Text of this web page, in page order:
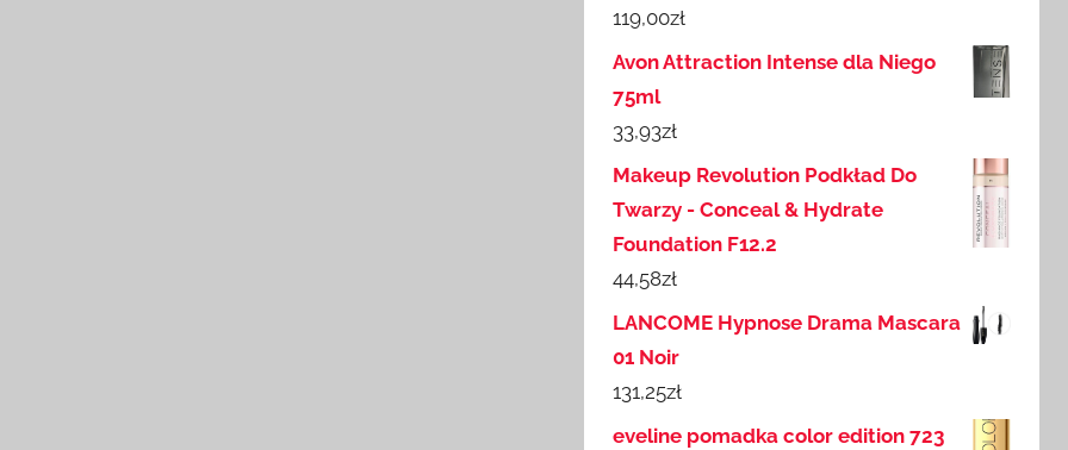
119,00zł
Avon Attraction Intense dla Niego
75ml
33,93zł
Makeup Revolution Podkład Do
Twarzy - Conceal & Hydrate
Foundation F12.2
44,58zł
LANCOME Hypnose Drama Mascara
01 Noir
131,25zł
eveline pomadka color edition 723